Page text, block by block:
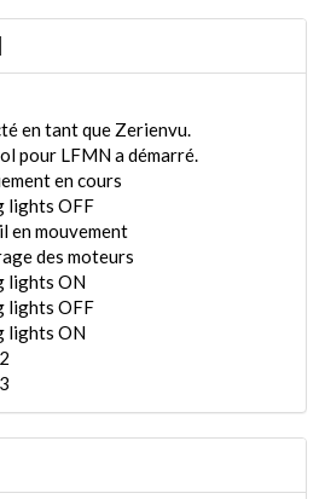
en tant que Zerienvu.
pour LFMN a démarré.
en cours
lights OFF
en mouvement
des moteurs
lights ON
lights OFF
lights ON
lights OFF
détecté, les vents du